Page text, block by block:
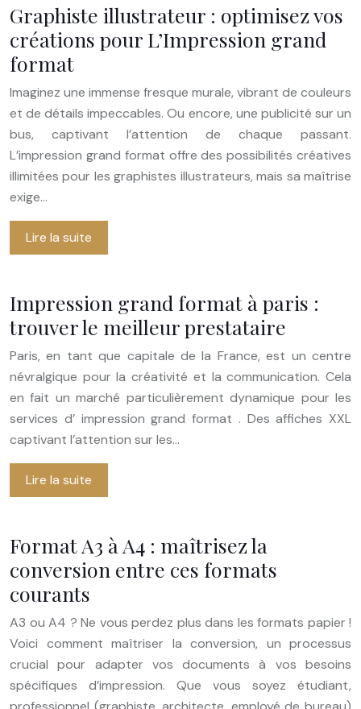
Graphiste illustrateur : optimisez vos
créations pour L’Impression grand
format
Imaginez une immense fresque murale, vibrant de couleurs
et de détails impeccables. Ou encore, une publicité sur un
bus, captivant l’attention de chaque passant.
L’impression grand format offre des possibilités créatives
illimitées pour les graphistes illustrateurs, mais sa maîtrise
exige…
Lire la suite
Impression grand format à paris :
trouver le meilleur prestataire
Paris, en tant que capitale de la France, est un centre
névralgique pour la créativité et la communication. Cela
en fait un marché particulièrement dynamique pour les
services d’ impression grand format . Des affiches XXL
captivant l’attention sur les…
Lire la suite
Format A3 à A4 : maîtrisez la
conversion entre ces formats
courants
A3 ou A4 ? Ne vous perdez plus dans les formats papier !
Voici comment maîtriser la conversion, un processus
crucial pour adapter vos documents à vos besoins
spécifiques d’impression. Que vous soyez étudiant,